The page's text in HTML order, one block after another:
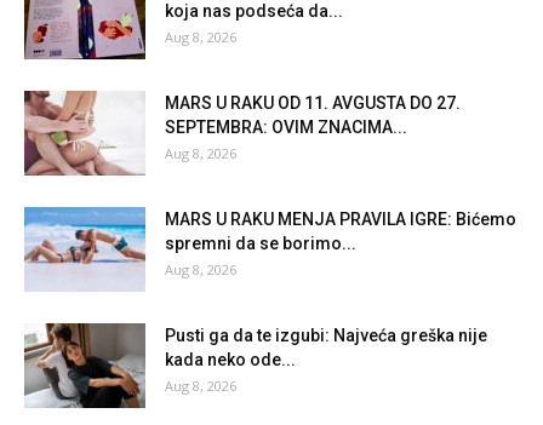
koja nas podseća da...
Aug 8, 2026
MARS U RAKU OD 11. AVGUSTA DO 27.
SEPTEMBRA: OVIM ZNACIMA...
Aug 8, 2026
MARS U RAKU MENJA PRAVILA IGRE: Bićemo
spremni da se borimo...
Aug 8, 2026
Pusti ga da te izgubi: Najveća greška nije
kada neko ode...
Aug 8, 2026